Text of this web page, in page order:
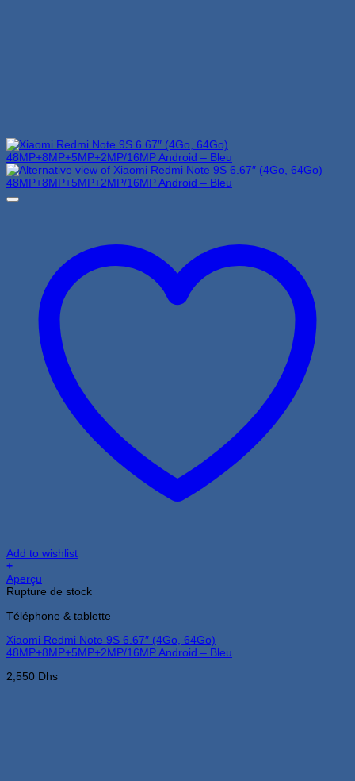
Add to wishlist
+
Aperçu
Rupture de stock
Téléphone & tablette
Xiaomi Redmi Note 9S 6.67″ (4Go, 64Go)
48MP+8MP+5MP+2MP/16MP Android – Bleu
2,550 Dhs